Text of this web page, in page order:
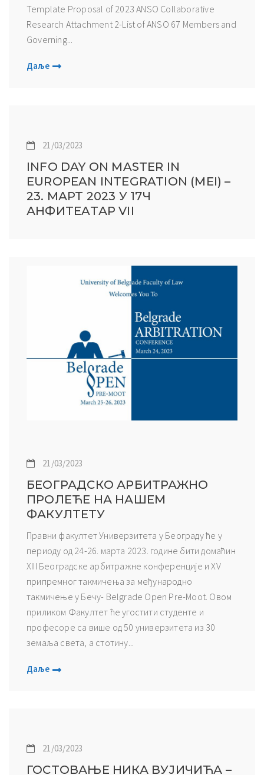
Template Proposal of 2023 ANSO Collaborative
Research Attachment 2-List of ANSO 67 Members and
Governing...
Даље
21/03/2023
INFO DAY ON MASTER IN
EUROPEAN INTEGRATION (MEI) –
23. МАРТ 2023 У 17Ч
АНФИТEAТАР VII
21/03/2023
БЕОГРАДСКО АРБИТРАЖНО
ПРОЛЕЋЕ НА НАШЕМ
ФАКУЛТЕТУ
Правни факултет Универзитета у Београду ће у
периоду од 24-26. марта 2023. године бити домаћин
XIII Београдске арбитражне конференције и XV
припремног такмичења за међународно
такмичење у Бечу- Belgrade Open Pre-Moot. Овом
приликом Факултет ће угостити студенте и
професоре са више од 50 универзитета из 30
земаља света, а стотину...
Даље
21/03/2023
ГОСТОВАЊЕ НИКА ВУЈИЧИЋА –